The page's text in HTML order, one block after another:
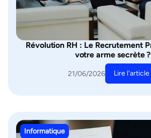
Révolution RH : Le Recrutement
votre arme secrète ?
21/06/2026 Lire l'article
Informatique